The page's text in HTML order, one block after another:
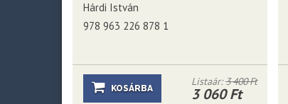
Hárdi István
978 963 226 878 1
Listaár:3 400 Ft
3 060 Ft
KOSÁRBA